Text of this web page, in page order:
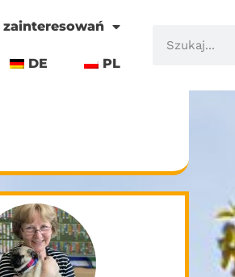
zainteresowań
DE PL